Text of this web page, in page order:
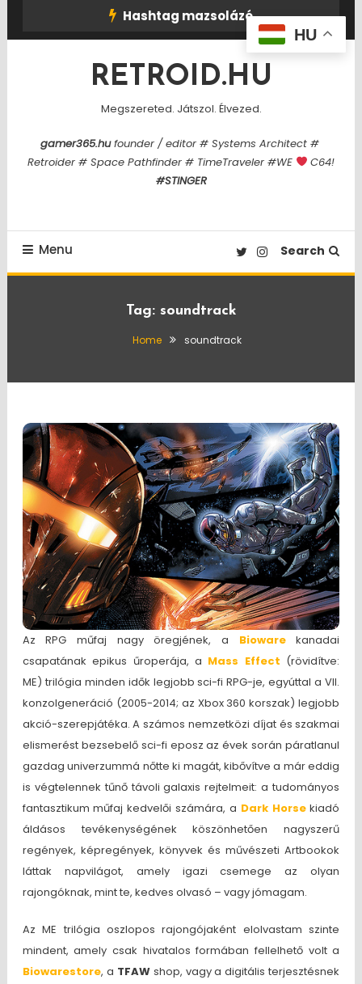
Hashtag mazsolázó
RETROID.HU
Megszereted. Játszol. Élvezed.
gamer365.hufounder / editor # Systems Architect #
Retroider # Space Pathfinder # TimeTraveler #WE
C64!
#STINGER
Menu Search
Tag: soundtrack
Home soundtrack
Az RPG műfaj nagy öregjének, a Biowarekanadai
csapatának epikus űroperája, a Mass Effect (rövidítve:
ME) trilógia minden idők legjobb sci-fi RPG-je, egyúttal a VII.
konzolgeneráció (2005-2014; az Xbox 360 korszak) legjobb
akció-szerepjátéka. A számos nemzetközi díjat és szakmai
elismerést bezsebelő sci-fi eposz az évek során páratlanul
gazdag univerzummá nőtte ki magát, kibővítve a már eddig
is végtelennek tűnő távoli galaxis rejtelmeit: a tudományos
fantasztikum műfaj kedvelői számára, a Dark Horsekiadó
áldásos tevékenységének köszönhetően nagyszerű
regények, képregények, könyvek és művészeti Artbookok
láttak napvilágot, amely igazi csemege az olyan
rajongóknak, mint te, kedves olvasó – vagy jómagam.
Az ME trilógia oszlopos rajongójaként elolvastam szinte
mindent, amely csak hivatalos formában fellelhető volt a
Biowarestore, a TFAWshop, vagy a digitális terjesztésnek
HU